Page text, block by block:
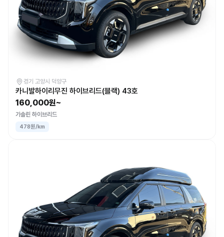
경기 고양시 덕양구
카니발하이리무진 하이브리드(블랙) 43호
160,000원~
가솔린 하이브리드
478원/km